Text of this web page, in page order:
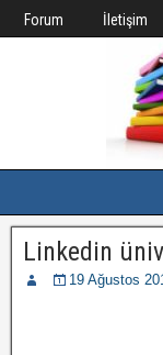
Forum İletişim
Linkedin
19 Ağustos